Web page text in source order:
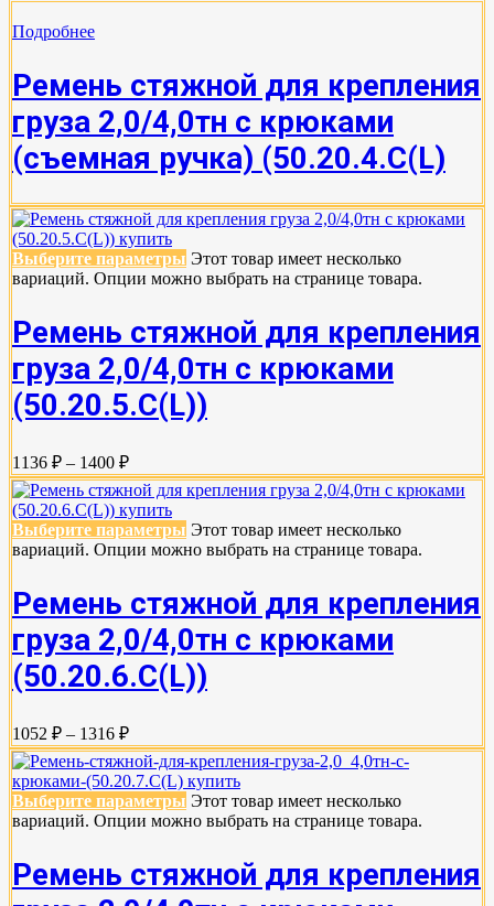
Подробнее
Ремень стяжной для крепления
груза 2,0/4,0тн с крюками
(съемная ручка) (50.20.4.С(L)
Выберите параметры Этот товар имеет несколько
вариаций. Опции можно выбрать на странице товара.
Ремень стяжной для крепления
груза 2,0/4,0тн с крюками
(50.20.5.C(L))
1136 ₽ – 1400 ₽
Выберите параметры Этот товар имеет несколько
вариаций. Опции можно выбрать на странице товара.
Ремень стяжной для крепления
груза 2,0/4,0тн с крюками
(50.20.6.C(L))
1052 ₽ – 1316 ₽
Выберите параметры Этот товар имеет несколько
вариаций. Опции можно выбрать на странице товара.
Ремень стяжной для крепления